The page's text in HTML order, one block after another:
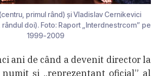
primul rând) și Vladislav Cernikevici
doi). Foto: Raport „Interdnestrcom” pe
1999-2009
ani de când a devenit director la
și „reprezentant oficial” al